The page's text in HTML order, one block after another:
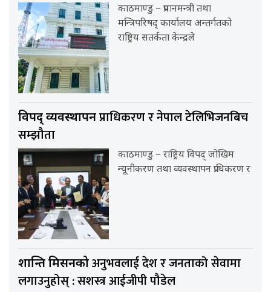
काठमाण्डु – प्रधानमन्त्री तथा
मन्त्रिपरिषद् कार्यालय अन्तर्गतको
राष्ट्रिय सतर्कता केन्द्रले
विपद् व्यवस्थापनप्राधिकरण र नेपाल टेलिभिजनबिच
सम्झौता
काठमाण्डु – राष्ट्रिय विपद् जोखिम
न्यूनीकरण तथा व्यवस्थापन प्राधिकरण र
शान्ति मिसनकोअनुभवलाई देश र जनताको सेवामा
लगाउनुहोस् : सशस्त्र आईजीपी पौडेल